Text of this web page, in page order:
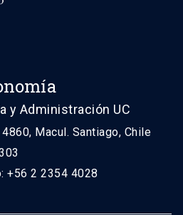
y Administración UC
Macul. Santiago, Chile
+56 2 2354 4028